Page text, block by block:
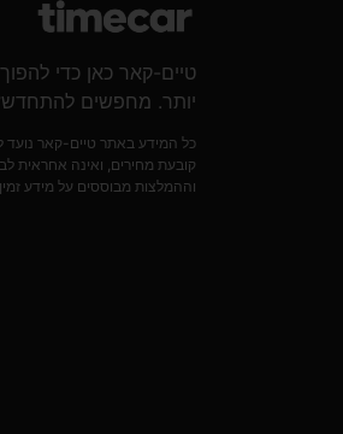
טיים-קאר כאן כדי
יותר. מחפשים
כל המידע באתר טיים-קאר נועד
קובעת מחירים, ואינה אחראית
וההמלצות מבוססים על מידע זמין